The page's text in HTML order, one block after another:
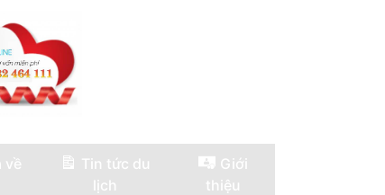
về
Tin tức du
lịch
Giới
thiệu